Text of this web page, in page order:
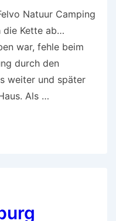
Natuur Camping
die Kette ab…
war, fehle beim
durch den
weiter und später
Als …